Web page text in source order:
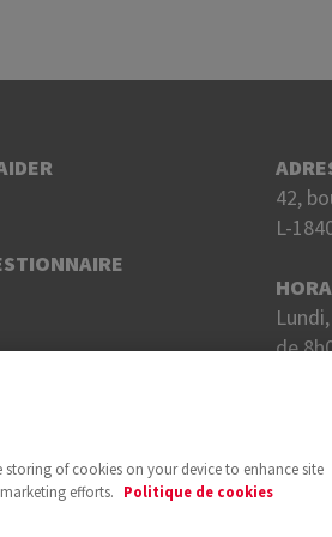
42,
L-
de
storing of cookies on your device to enhance site
efforts.
Politique de cookies